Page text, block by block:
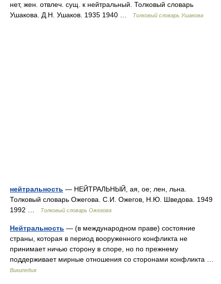
нет, жен. отвлеч. сущ. к нейтральный. Толковый словарь
Ушакова. Д.Н. Ушаков. 1935 1940 …
Толковый словарь Ушакова
нейтральность — НЕЙТРАЛЬНЫЙ, ая, ое; лен, льна.
Толковый словарь Ожегова. С.И. Ожегов, Н.Ю. Шведова. 1949
1992 …
Толковый словарь Ожегова
Нейтральность — (в международном праве) состояние
страны, которая в период вооруженного конфликта не
принимает ничью сторону в споре, но по прежнему
поддерживает мирные отношения со сторонами конфликта …
Википедия